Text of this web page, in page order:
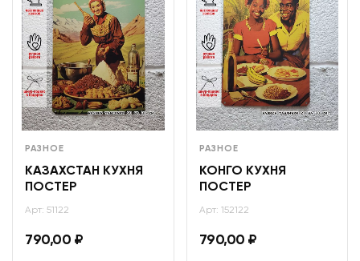
РАЗНОЕ
КАЗАХСТАН КУХНЯ
ПОСТЕР
Арт: 51122
790,00 ₽
РАЗНОЕ
КОНГО КУХНЯ
ПОСТЕР
Арт: 152122
790,00 ₽